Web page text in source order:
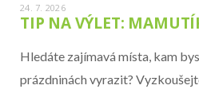
24. 7. 2026
TIP NA VÝLET:
Hledáte zajímavá místa, kam
prázdninách vyrazit?